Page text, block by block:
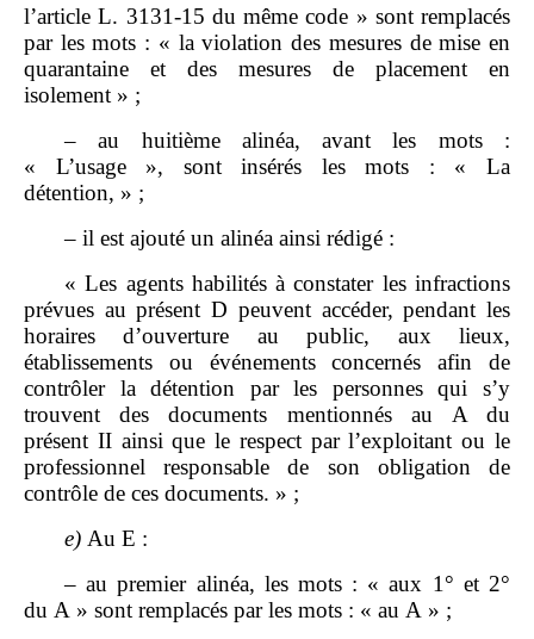
l’article L. 3131‑15 du même code » sont remplacés
par les mots : « la violation des mesures de mise en
quarantaine et des mesures de placement en
isolement » ;
– au huitième alinéa, avant les mots :
« L’usage », sont insérés les mots : « La
détention, » ;
– il est ajouté un alinéa ainsi rédigé :
« Les agents habilités à constater les infractions
prévues au présent D peuvent accéder, pendant les
horaires d’ouverture au public, aux lieux,
établissements ou événements concernés afin de
contrôler la détention par les personnes qui s’y
trouvent des documents mentionnés au A du
présent II ainsi que le respect par l’exploitant ou le
professionnel responsable de son obligation de
contrôle de ces documents. » ;
e) Au E :
– au premier alinéa, les mots : « aux 1° et 2°
du A » sont remplacés par les mots : « au A » ;